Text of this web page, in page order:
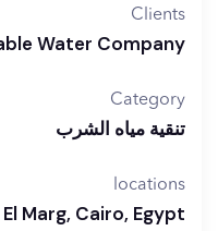
Clients
Water Company
Category
تنقية مياه الشرب
locations
El Marg, Cairo, Egypt